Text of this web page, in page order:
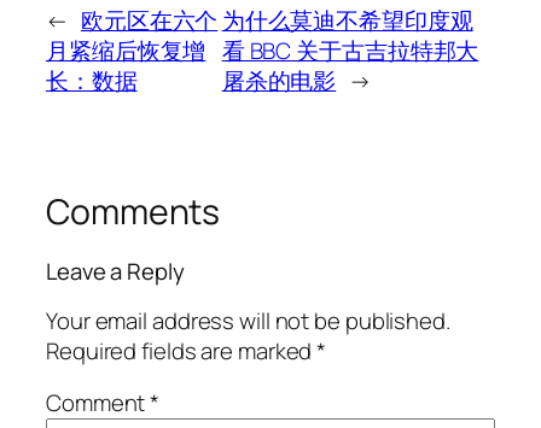
← 欧元区在六个
月紧缩后恢复增
长：数据
为什么莫迪不希望印度观
看 BBC 关于古吉拉特邦大
屠杀的电影 →
Comments
Leave a Reply
Your email address will not be published.
Required fields are marked*
Comment*